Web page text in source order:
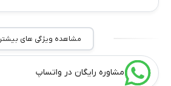
مشاهده ویژگی های بیشتر
مشاوره رایگان در واتساپ